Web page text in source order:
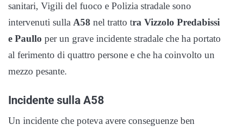
sanitari, Vigili del fuoco e Polizia stradale sono
intervenuti sulla A58 nel tratto tra Vizzolo Predabissi
e Paullo per un grave incidente stradale che ha portato
al ferimento di quattro persone e che ha coinvolto un
mezzo pesante.
Incidente sulla A58
Un incidente che poteva avere conseguenze ben